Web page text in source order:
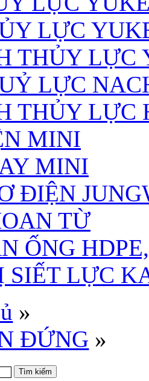
LỰC
THỦY LỰC
LỰC
THỦY LỰC
MINI
MINI
ĐIỆN
TỪ
ỐNG
SIẾT LỰC
»
ĐỨNG »
Tìm kiếm